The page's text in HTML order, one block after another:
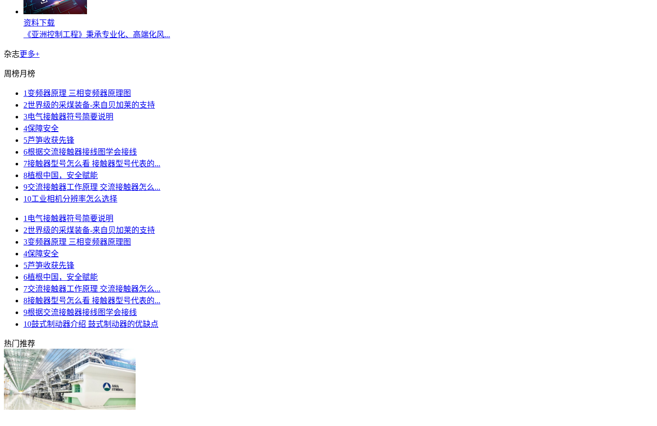
资料下载
《亚洲控制工程》秉承专业化、高端化风...
杂志更多+
周榜月榜
1 变频器原理 三相变频器原理图
2世界级的采煤装备-来自贝加莱的支持
3电气接触器符号简要说明
4保障安全
5芦笋收获先锋
6根据交流接触器接线图学会接线
7接触器型号怎么看 接触器型号代表的...
8植根中国，安全赋能
9交流接触器工作原理 交流接触器怎么...
10工业相机分辨率怎么选择
1 电气接触器符号简要说明
2世界级的采煤装备-来自贝加莱的支持
3变频器原理 三相变频器原理图
4保障安全
5芦笋收获先锋
6植根中国，安全赋能
7交流接触器工作原理 交流接触器怎么...
8接触器型号怎么看 接触器型号代表的...
9根据交流接触器接线图学会接线
10鼓式制动器介绍 鼓式制动器的优缺点
热门推荐